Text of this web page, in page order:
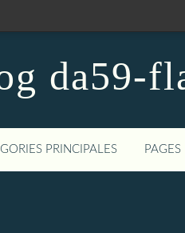
da59-
PRINCIPALES PAGES